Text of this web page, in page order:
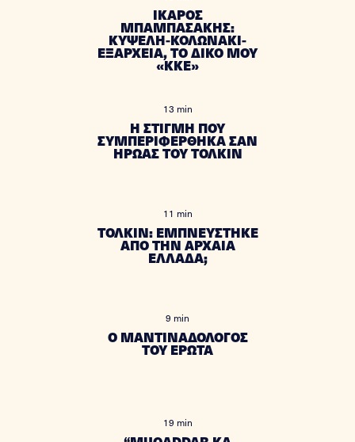
ΙΚΑΡΟΣ
ΜΠΑΜΠΑΣΑΚΗΣ:
ΚΥΨΕΛΗ-ΚΟΛΩΝΑΚΙ-
ΕΞΑΡΧΕΙΑ, ΤΟ ΔΙΚΟ ΜΟΥ
«ΚΚΕ»
13 min
Η ΣΤΙΓΜΗ ΠΟΥ
ΣΥΜΠΕΡΙΦΕΡΘΗΚΑ ΣΑΝ
ΗΡΩΑΣ ΤΟΥ ΤΟΛΚΙΝ
11 min
ΤΟΛΚΙΝ: ΕΜΠΝΕΥΣΤΗΚΕ
ΑΠΟ ΤΗΝ ΑΡΧΑΙΑ
ΕΛΛΑΔΑ;
9 min
Ο ΜΑΝΤΙΝΑΔΟΛΟΓΟΣ
ΤΟΥ ΕΡΩΤΑ
19 min